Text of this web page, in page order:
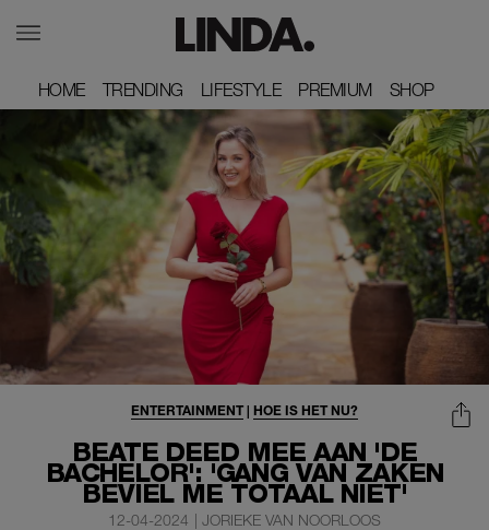
HOME
HOME TRENDING
TRENDING LIFESTYLE
LIFESTYLE PREMIUM
PREMIUM SHOP
SHOP
BEATE DEED MEE AAN 'DE
BACHELOR': 'GANG VAN ZAKEN
BEVIEL ME TOTAAL NIET'
ENTERTAINMENT | HOE IS HET NU?
12-04-2024 | JORIEKE VAN NOORLOOS